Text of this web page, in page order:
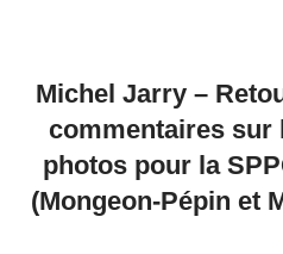
Michel Jarry –
commentaires sur
photos pour la
(Mongeon-Pépin et